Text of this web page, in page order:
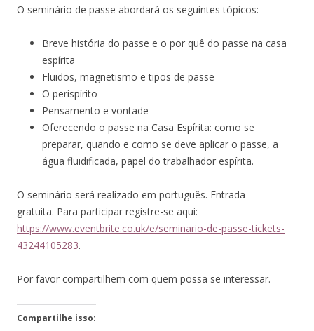
O seminário de passe abordará os seguintes tópicos:
Breve história do passe e o por quê do passe na casa
espírita
Fluidos, magnetismo e tipos de passe
O perispírito
Pensamento e vontade
Oferecendo o passe na Casa Espírita: como se
preparar, quando e como se deve aplicar o passe, a
água fluidificada, papel do trabalhador espírita.
O seminário será realizado em português. Entrada
gratuita. Para participar registre-se aqui:
https://www.eventbrite.co.uk/e/seminario-de-passe-tickets-
43244105283.
Por favor compartilhem com quem possa se interessar.
Compartilhe isso: